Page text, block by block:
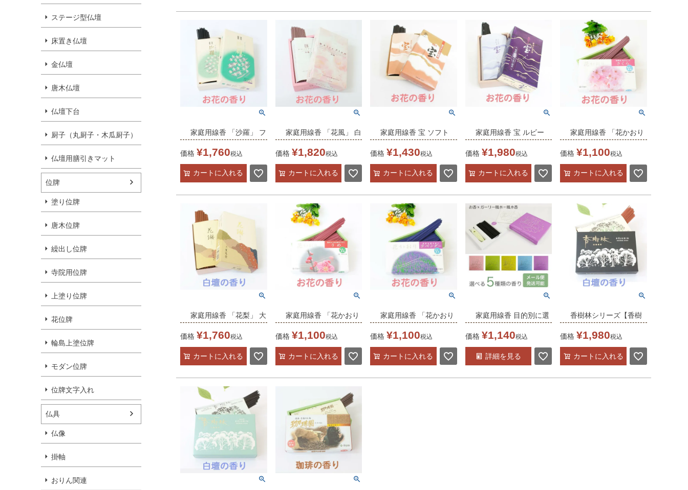
ステージ型仏壇
床置き仏壇
金仏壇
唐木仏壇
仏壇下台
厨子（丸厨子・木瓜厨子）
仏壇用膳引きマット
位牌
塗り位牌
唐木位牌
繰出し位牌
寺院用位牌
上塗り位牌
花位牌
輪島上塗位牌
モダン位牌
位牌文字入れ
仏具
仏像
掛軸
おりん関連
家庭用線香 「沙羅」 フ
ローラルの香り
価格 ¥1,760税込
カートに入れる
家庭用線香 「花風」 白
梅の香り
価格 ¥1,820税込
カートに入れる
家庭用線香 宝 ソフト
バラの香り
価格 ¥1,430税込
カートに入れる
家庭用線香 宝 ルビー
フローラルの香り
価格 ¥1,980税込
カートに入れる
家庭用線香 「花かおり
さくら」 バラ詰
価格 ¥1,100税込
カートに入れる
家庭用線香 「花梨」 大
バラ
価格 ¥1,760税込
カートに入れる
家庭用線香 「花かおり
うめ」 バラ詰
価格 ¥1,100税込
カートに入れる
家庭用線香 「花かおり
ラベンダー」 バラ詰
価格 ¥1,100税込
カートに入れる
家庭用線香 目的別に選
べる香りとカラー「風
水香」
【メール便対応】ロー
ズ ヒノキ ハチミツ＆バ
価格 ¥1,140税込
詳細を見る
香樹林シリーズ【香樹
林】
【家庭用線香】 白檀の
香り 大バラ
価格 ¥1,980税込
カートに入れる